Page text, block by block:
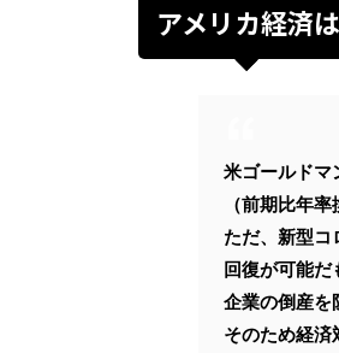
アメリカ経済
米ゴールドマ
（前期比年
ただ、新型
回復が可能だ
企業の倒産を
そのため経済